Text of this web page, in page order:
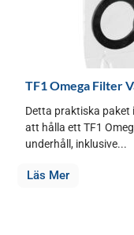
TF1 Omega Filter
Detta praktiska
att hålla ett TF1
underhåll, inklusive...
Läs Mer